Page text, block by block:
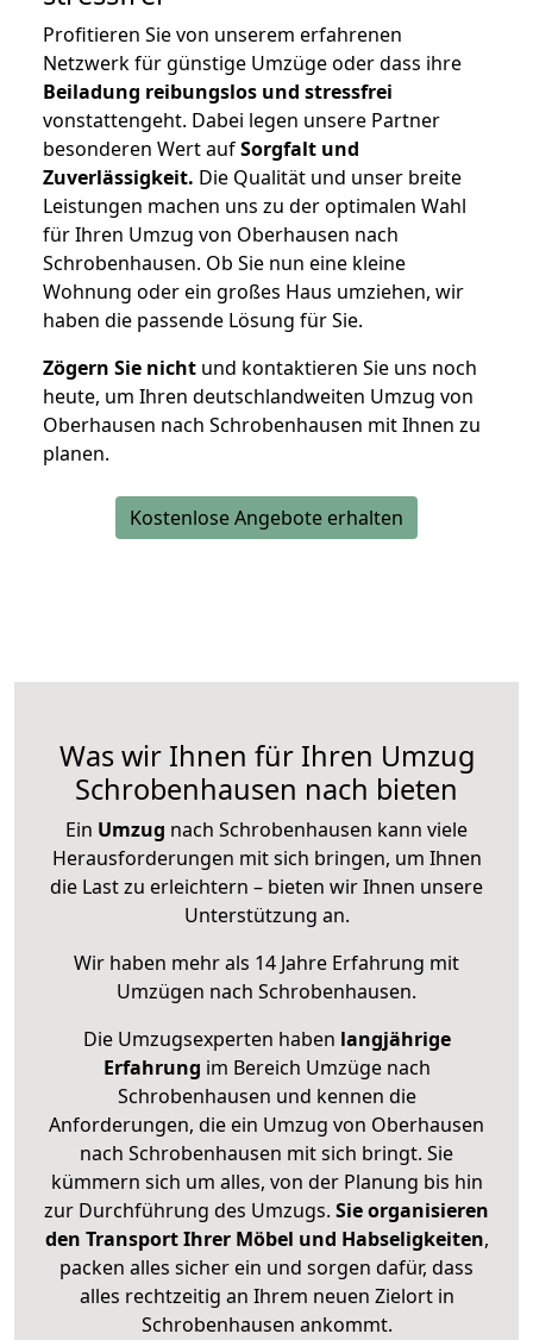
Profitieren Sie von unserem erfahrenen
Netzwerk für günstige Umzüge oder dass ihre
Beiladung reibungslos und stressfrei
vonstattengeht. Dabei legen unsere Partner
besonderen Wert aufSorgfalt und
Zuverlässigkeit. Die Qualität und unser breite
Leistungen machen uns zu der optimalen Wahl
für Ihren Umzug von Oberhausen nach
Schrobenhausen. Ob Sie nun eine kleine
Wohnung oder ein großes Haus umziehen, wir
haben die passende Lösung für Sie.
Zögern Sie nicht und kontaktieren Sie uns noch
heute, um Ihren deutschlandweiten Umzug von
Oberhausen nach Schrobenhausen mit Ihnen zu
planen.
Kostenlose Angebote erhalten
Was wir Ihnen für Ihren Umzug
Schrobenhausen nach bieten
Ein Umzug nach Schrobenhausen kann viele
Herausforderungen mit sich bringen, um Ihnen
die Last zu erleichtern – bieten wir Ihnen unsere
Unterstützung an.
Wir haben mehr als 14 Jahre Erfahrung mit
Umzügen nach Schrobenhausen.
Die Umzugsexperten haben langjährige
Erfahrung im Bereich Umzüge nach
Schrobenhausen und kennen die
Anforderungen, die ein Umzug von Oberhausen
nach Schrobenhausen mit sich bringt. Sie
kümmern sich um alles, von der Planung bis hin
zur Durchführung des Umzugs. Sie organisieren
den Transport Ihrer Möbel und Habseligkeiten,
packen alles sicher ein und sorgen dafür, dass
alles rechtzeitig an Ihrem neuen Zielort in
Schrobenhausen ankommt.